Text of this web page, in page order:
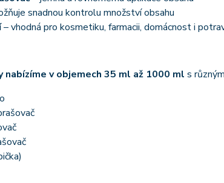
snadnou kontrolu množství obsahu
– vhodná pro kosmetiku, farmacii, domácnost i
v objemech 35 ml až 1000 ml s